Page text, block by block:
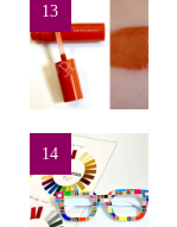
13
14